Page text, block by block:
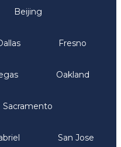
Beijing
Fresno
Oakland
Sacramento
San Jose